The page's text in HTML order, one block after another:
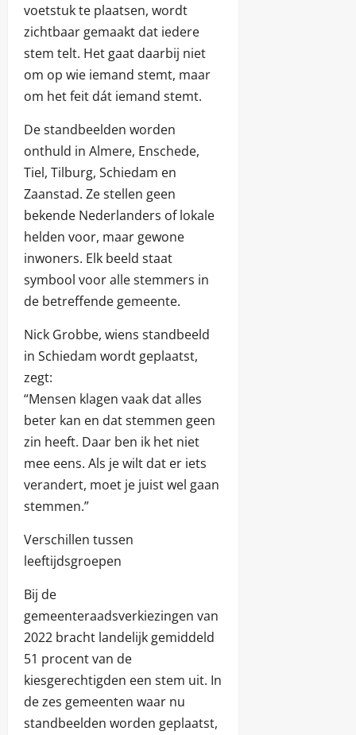
voetstuk te plaatsen, wordt
zichtbaar gemaakt dat iedere
stem telt. Het gaat daarbij niet
om op wie iemand stemt, maar
om het feit dát iemand stemt.
De standbeelden worden
onthuld in Almere, Enschede,
Tiel, Tilburg, Schiedam en
Zaanstad. Ze stellen geen
bekende Nederlanders of lokale
helden voor, maar gewone
inwoners. Elk beeld staat
symbool voor alle stemmers in
de betreffende gemeente.
Nick Grobbe, wiens standbeeld
in Schiedam wordt geplaatst,
zegt:
“Mensen klagen vaak dat alles
beter kan en dat stemmen geen
zin heeft. Daar ben ik het niet
mee eens. Als je wilt dat er iets
verandert, moet je juist wel gaan
stemmen.”
Verschillen tussen
leeftijdsgroepen
Bij de
gemeenteraadsverkiezingen van
2022 bracht landelijk gemiddeld
51 procent van de
kiesgerechtigden een stem uit. In
de zes gemeenten waar nu
standbeelden worden geplaatst,